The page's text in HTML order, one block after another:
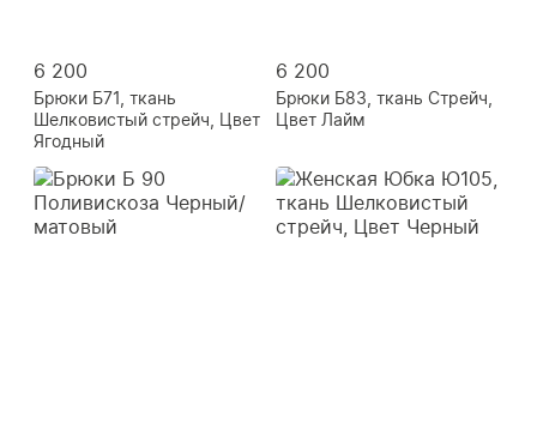
6 200
Брюки Б71, ткань
Шелковистый стрейч, Цвет
Ягодный
6 200
Брюки Б83, ткань Стрейч,
Цвет Лайм